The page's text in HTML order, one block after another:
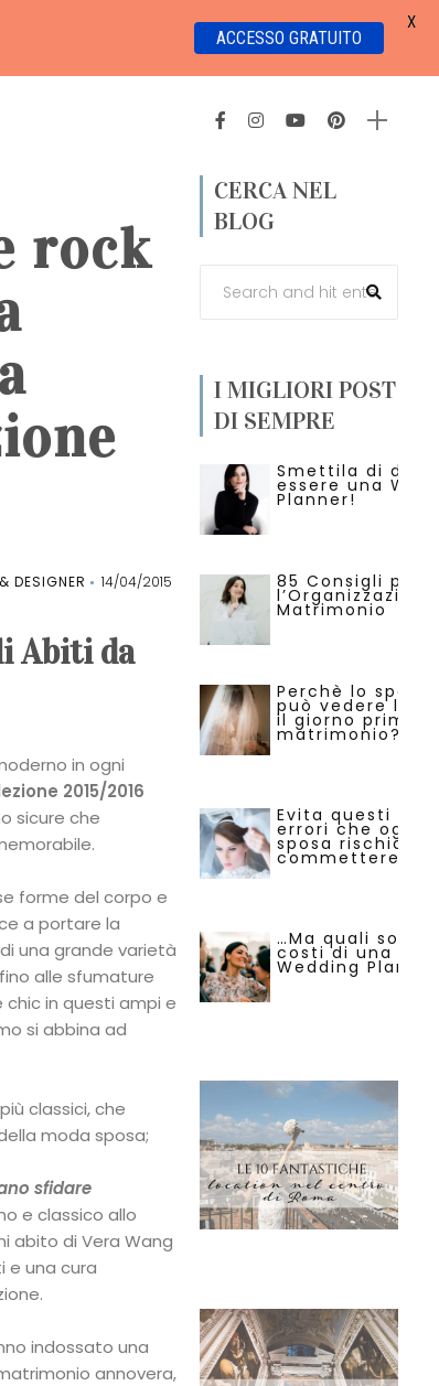
rock
DESIGNER 14/04/2015
Abiti da
in ogni
2015/2016
sicure che
forme del corpo e
a portare la
una grande varietà
alle sfumature
chic in questi ampi e
si abbina ad
classici, che
moda sposa;
sfidare
e classico allo
abito di Vera Wang
e una cura
indossato una
annovera,
CERCA NEL
BLOG
I MIGLIORI POST
DI SEMPRE
Smettila di dire
essere una
Planner!
85 Consigli per
Matrimonio
Perchè lo sposo
può vedere la
il giorno prima
matrimonio?
Evita questi 29
errori che ogni
sposa rischia di
commettere.
…Ma quali sono i
costi di una
Wedding
ACCESSO GRATUITO
X